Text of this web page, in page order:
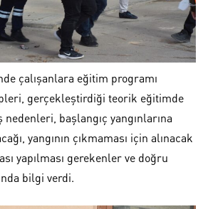
çalışanlara eğitim programı
gerçekleştirdiği teorik eğitimde
nedenleri, başlangıç yangınlarına
yangının çıkmaması için alınacak
yapılması gerekenler ve doğru
bilgi verdi.